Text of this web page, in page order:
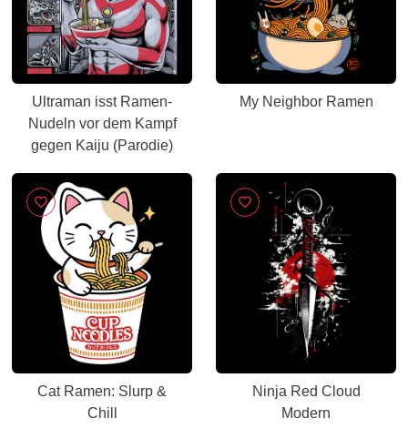
Ultraman isst Ramen-
Nudeln vor dem Kampf
gegen Kaiju (Parodie)
My Neighbor Ramen
Cat Ramen: Slurp &
Chill
Ninja Red Cloud
Modern